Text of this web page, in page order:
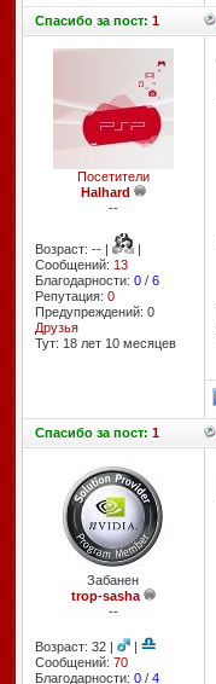
Спасибоза пост: 1
Посетители
Halhard
--
Возраст: -- |
|
Сообщений: 13
Благодарности: 0/ 6
Репутация: 0
Предупреждений: 0
Друзья
Тут: 18 лет 10 месяцев
Спасибоза пост: 1
Забанен
trop-sasha
--
Возраст: 32 |
|
Сообщений: 70
Благодарности: 0/ 4